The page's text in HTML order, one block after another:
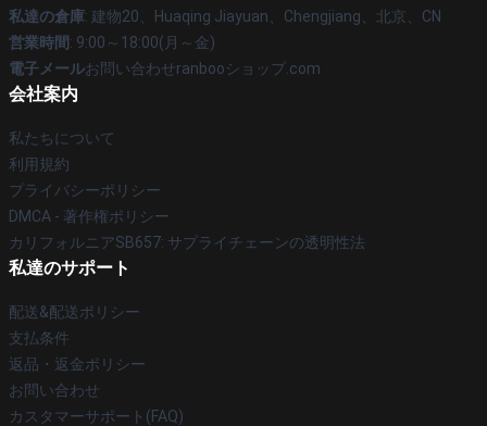
私達の倉庫: 建物20、Huaqing Jiayuan、Chengjiang、北京、CN
営業時間: 9:00～18:00(月～金)
電子メールお問い合わせranbooショップ.com
会社案内
私たちについて
利用規約
プライバシーポリシー
DMCA - 著作権ポリシー
カリフォルニアSB657: サプライチェーンの透明性法
私達のサポート
配送&配送ポリシー
支払条件
返品・返金ポリシー
お問い合わせ
カスタマーサポート(FAQ)